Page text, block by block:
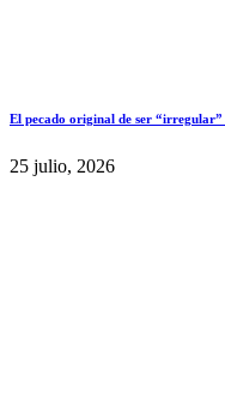
El pecado original de ser
25 julio, 2026